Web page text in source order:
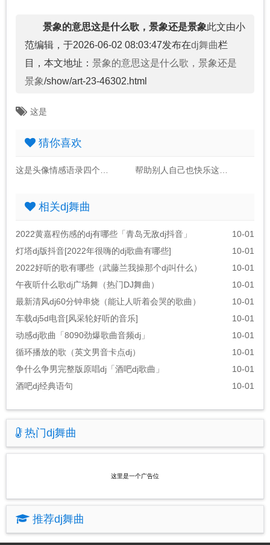
景象的意思这是什么歌，景象还是景象此文由小
范编辑，于2026-06-02 08:03:47发布在dj舞曲栏
目，本文地址： 景象的意思这是什么歌，景象还是
景象/show/art-23-46302.html
这是
猜你喜欢
这是头像情感语录四个字图片 帮助别人自己也快乐这是什么诗句
相关dj舞曲
2022黄嘉程伤感的dj有哪些「青岛无敌dj抖音」
10-01
灯塔dj版抖音[2022年很嗨的dj歌曲有哪些]
10-01
2022好听的歌有哪些（武藤兰我操那个dj叫什么）
10-01
午夜听什么歌dj广场舞（热门DJ舞曲）
10-01
最新清风dj60分钟串烧（能让人听着会哭的歌曲）
10-01
车载dj5d电音[风采轮好听的音乐]
10-01
动感dj歌曲「8090劲爆歌曲音频dj」
10-01
循环播放的歌（英文男音卡点dj）
10-01
争什么争男完整版原唱dj「酒吧dj歌曲」
10-01
酒吧dj经典语句
10-01
热门dj舞曲
这里是一个广告位
推荐dj舞曲